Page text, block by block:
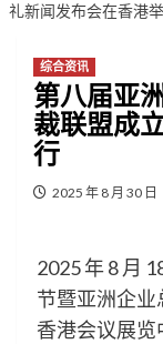
礼新闻发布会在香港
综合资讯
第八届亚
裁联盟成
行
2025 年 8 月 30 日
2025 年 8 月
节暨亚洲企
香港会议展